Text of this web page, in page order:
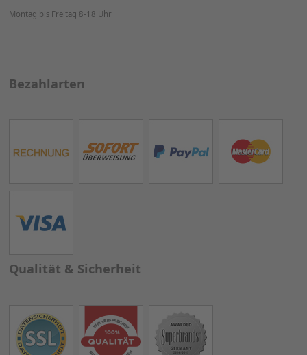
Montag bis Freitag 8-18 Uhr
Bezahlarten
Qualität & Sicherheit